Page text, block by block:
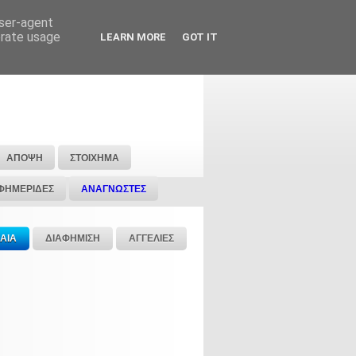
ΑΠΟΨΗ ΣΤΟΙΧΗΜΑ
ΑΝΑΓΝΩΣΤΕΣ
ΔΙΑΦΗΜΙΣΗ ΑΓΓΕΛΙΕΣ
agent
usage
LEARN MORE GOT IT